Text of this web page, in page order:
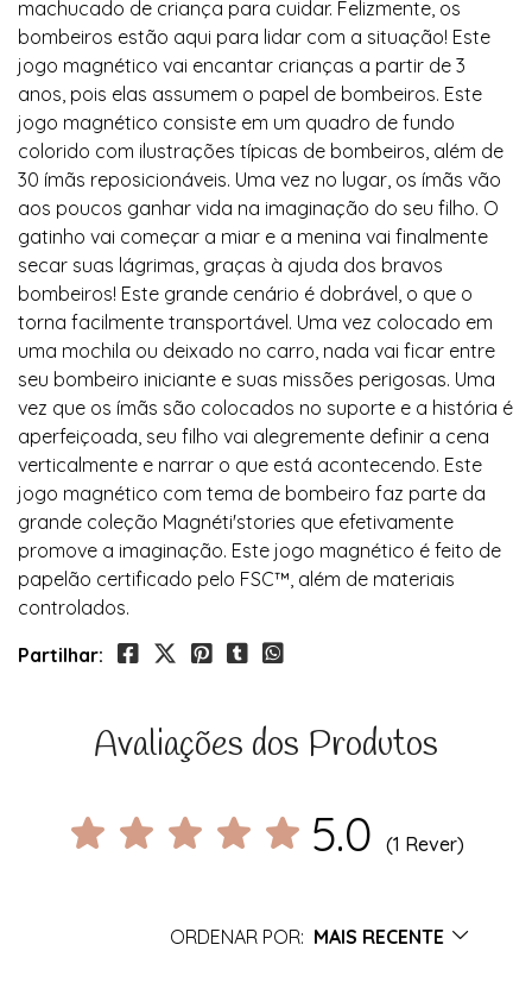
machucado de criança para cuidar. Felizmente, os
bombeiros estão aqui para lidar com a situação! Este
jogo magnético vai encantar crianças a partir de 3
anos, pois elas assumem o papel de bombeiros. Este
jogo magnético consiste em um quadro de fundo
colorido com ilustrações típicas de bombeiros, além de
30 ímãs reposicionáveis. Uma vez no lugar, os ímãs vão
aos poucos ganhar vida na imaginação do seu filho. O
gatinho vai começar a miar e a menina vai finalmente
secar suas lágrimas, graças à ajuda dos bravos
bombeiros! Este grande cenário é dobrável, o que o
torna facilmente transportável. Uma vez colocado em
uma mochila ou deixado no carro, nada vai ficar entre
seu bombeiro iniciante e suas missões perigosas. Uma
vez que os ímãs são colocados no suporte e a história é
aperfeiçoada, seu filho vai alegremente definir a cena
verticalmente e narrar o que está acontecendo. Este
jogo magnético com tema de bombeiro faz parte da
grande coleção Magnéti'stories que efetivamente
promove a imaginação. Este jogo magnético é feito de
papelão certificado pelo FSC™, além de materiais
controlados.
Partilhar:
Avaliações dos Produtos
5.0 (1 Rever)
ORDENAR POR: MAIS RECENTE